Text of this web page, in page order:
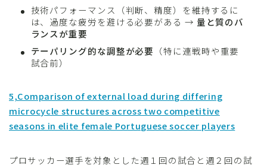
技術パフォーマンス（判断、精度）を維持するに
は、過度な疲労を避ける必要がある → 量と質のバ
ランスが重要
テーパリング的な調整が必要 （特に連戦時や重要
試合前）
5,Comparison of external load during differing
microcycle structures across two competitive
seasons in elite female Portuguese soccer players
プロサッカー選手を対象とした週１回の試合と週２回の試